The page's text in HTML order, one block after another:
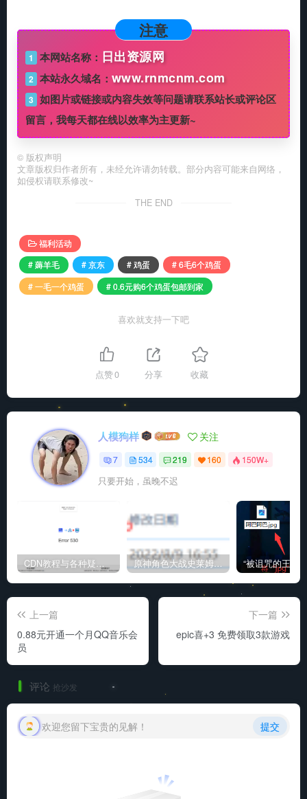
注意
1 本网站名称： 日出资源网
2 本站永久域名： www.rnmcnm.com
3 如图片或链接或内容失效等问题请联系站长或评论区
留言，我每天都在线以效率为主更新~
© 版权声明
文章版权归作者所有，未经允许请勿转载。部分内容可能来自网络，
如侵权请联系修改~
THE END
福利活动
# 薅羊毛
# 京东 # 鸡蛋
# 6毛6个鸡蛋
# 一毛一个鸡蛋
# 0.6元购6个鸡蛋包邮到家
喜欢就支持一下吧
点赞0 分享 收藏
人模狗样 关注
7 534 219 160 150W+
只要开始，虽晚不迟
CDN教程与各种疑难杂症解决方法 原神角色大战史莱姆与丘丘人高质量视频
上一篇
0.88元开通一个月QQ音乐会
员
下一篇
epic喜+3 免费领取3款游戏
评论 抢沙发
欢迎您留下宝贵的见解！ 提交